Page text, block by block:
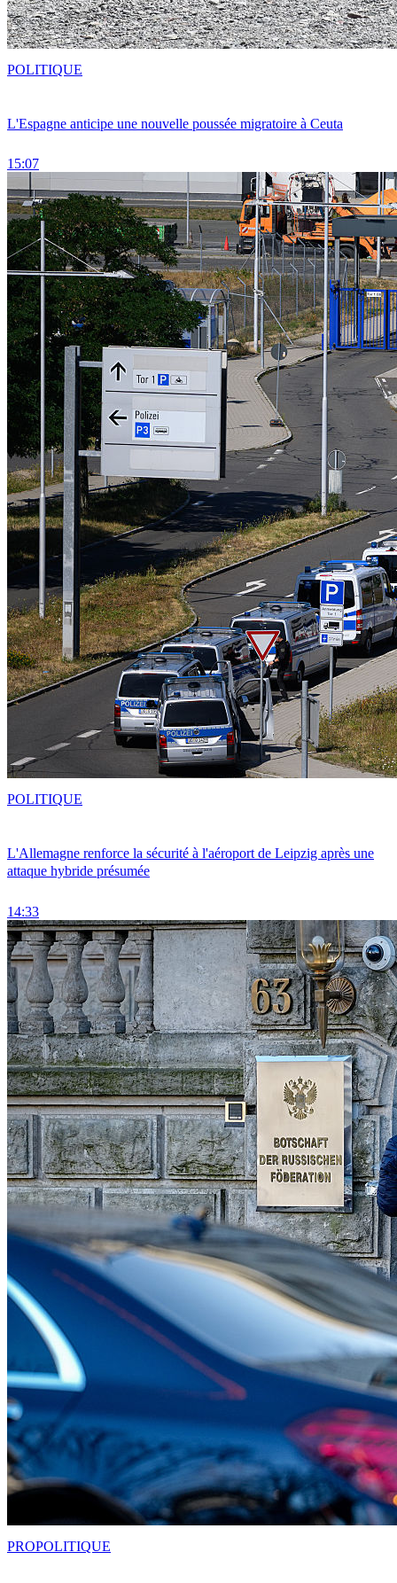
L'Espagne anticipe une nouvelle poussée migratoire à Ceuta
15:07
POLITIQUE
L'Allemagne renforce la sécurité à l'aéroport de Leipzig après une
attaque hybride présumée
14:33
POLITIQUE
PROPOLITIQUE